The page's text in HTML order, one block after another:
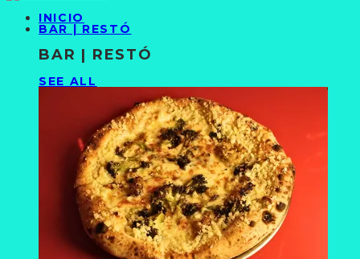
INICIO
BAR | RESTÓ
BAR | RESTÓ
SEE ALL